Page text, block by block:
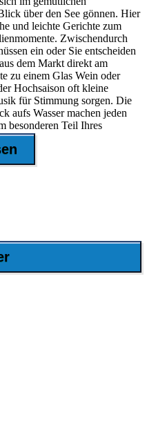
über den See gönnen. Hier
und leichte Gerichte zum
Zwischendurch
ein oder Sie entscheiden
dem Markt direkt am
zu einem Glas Wein oder
Hochsaison oft kleine
für Stimmung sorgen. Die
aufs Wasser machen jeden
besonderen Teil Ihres